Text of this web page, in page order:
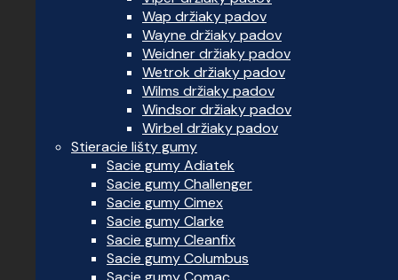
Wap držiaky padov
Wayne držiaky padov
Weidner držiaky padov
Wetrok držiaky padov
Wilms držiaky padov
Windsor držiaky padov
Wirbel držiaky padov
Stieracie lišty gumy
Sacie gumy Adiatek
Sacie gumy Challenger
Sacie gumy Cimex
Sacie gumy Clarke
Sacie gumy Cleanfix
Sacie gumy Columbus